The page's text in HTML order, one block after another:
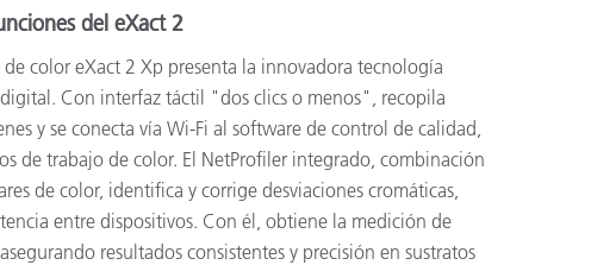
del eXact 2
color eXact 2 Xp presenta la innovadora tecnología
Con interfaz táctil "dos clics o menos", recopila
y se conecta vía Wi-Fi al software de control de calidad,
de trabajo de color. El NetProfiler integrado, combinación
de color, identifica y corrige desviaciones cromáticas,
entre dispositivos. Con él, obtiene la medición de
resultados consistentes y precisión en sustratos